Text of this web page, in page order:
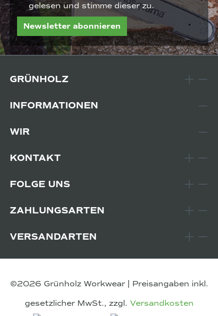
gelesen und stimme dieser zu.
Newsletter abonnieren
GRÜNHOLZ
INFORMATIONEN
WIR
KONTAKT
FOLGE UNS
ZAHLUNGSARTEN
VERSANDARTEN
©2026 Grünholz Workwear | Preisangaben inkl.
gesetzlicher MwSt., zzgl. Versandkosten